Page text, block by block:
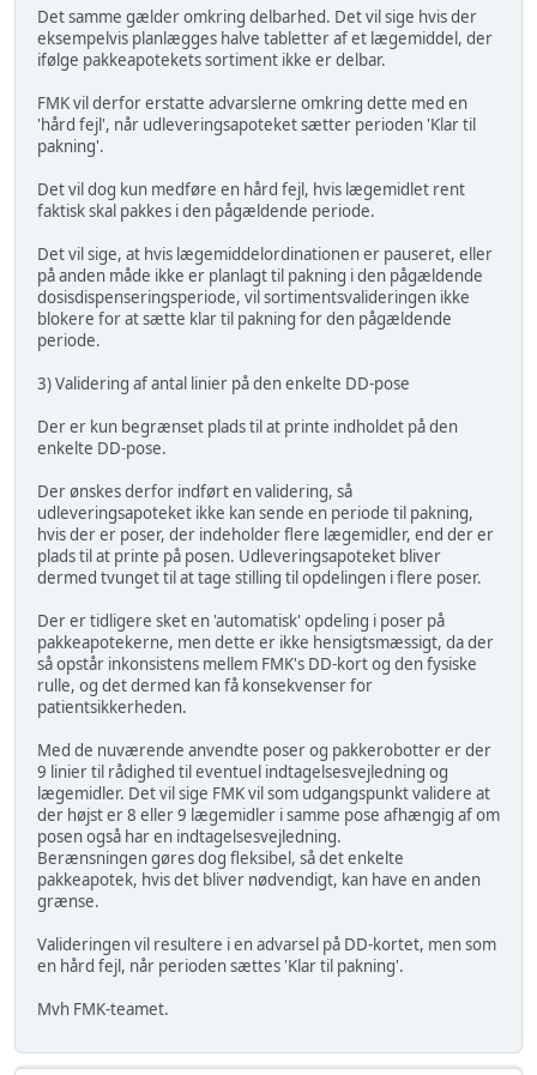
Det samme gælder omkring delbarhed. Det vil sige hvis der
eksempelvis planlægges halve tabletter af et lægemiddel, der
ifølge pakkeapotekets sortiment ikke er delbar.
FMK vil derfor erstatte advarslerne omkring dette med en
'hård fejl', når udleveringsapoteket sætter perioden 'Klar til
pakning'.
Det vil dog kun medføre en hård fejl, hvis lægemidlet rent
faktisk skal pakkes i den pågældende periode.
Det vil sige, at hvis lægemiddelordinationen er pauseret, eller
på anden måde ikke er planlagt til pakning i den pågældende
dosisdispenseringsperiode, vil sortimentsvalideringen ikke
blokere for at sætte klar til pakning for den pågældende
periode.
3) Validering af antal linier på den enkelte DD-pose
Der er kun begrænset plads til at printe indholdet på den
enkelte DD-pose.
Der ønskes derfor indført en validering, så
udleveringsapoteket ikke kan sende en periode til pakning,
hvis der er poser, der indeholder flere lægemidler, end der er
plads til at printe på posen. Udleveringsapoteket bliver
dermed tvunget til at tage stilling til opdelingen i flere poser.
Der er tidligere sket en 'automatisk' opdeling i poser på
pakkeapotekerne, men dette er ikke hensigtsmæssigt, da der
så opstår inkonsistens mellem FMK's DD-kort og den fysiske
rulle, og det dermed kan få konsekvenser for
patientsikkerheden.
Med de nuværende anvendte poser og pakkerobotter er der
9 linier til rådighed til eventuel indtagelsesvejledning og
lægemidler. Det vil sige FMK vil som udgangspunkt validere at
der højst er 8 eller 9 lægemidler i samme pose afhængig af om
posen også har en indtagelsesvejledning.
Berænsningen gøres dog fleksibel, så det enkelte
pakkeapotek, hvis det bliver nødvendigt, kan have en anden
grænse.
Valideringen vil resultere i en advarsel på DD-kortet, men som
en hård fejl, når perioden sættes 'Klar til pakning'.
Mvh FMK-teamet.